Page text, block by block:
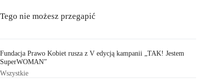
Tego nie możesz przegapić
Fundacja Prawo Kobiet rusza z V edycją kampanii „TAK! Jestem
SuperWOMAN”
Wszystkie